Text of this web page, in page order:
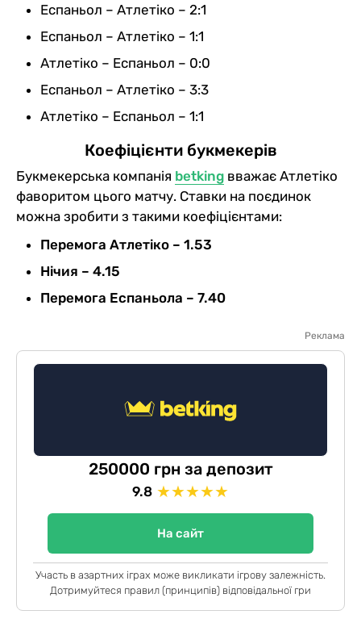
Еспаньол – Атлетіко – 2:1
Еспаньол – Атлетіко – 1:1
Атлетіко – Еспаньол – 0:0
Еспаньол – Атлетіко – 3:3
Атлетіко – Еспаньол – 1:1
Коефіцієнти букмекерів
Букмекерська компанія betking вважає Атлетіко
фаворитом цього матчу. Ставки на поєдинок
можна зробити з такими коефіцієнтами:
Перемога Атлетіко – 1.53
Нічия – 4.15
Перемога Еспаньола – 7.40
Реклама
250000 грн за депозит
9.8 ★★★★★
На сайт
Участь в азартних іграх може викликати ігрову залежність.
Дотримуйтеся правил (принципів) відповідальної гри